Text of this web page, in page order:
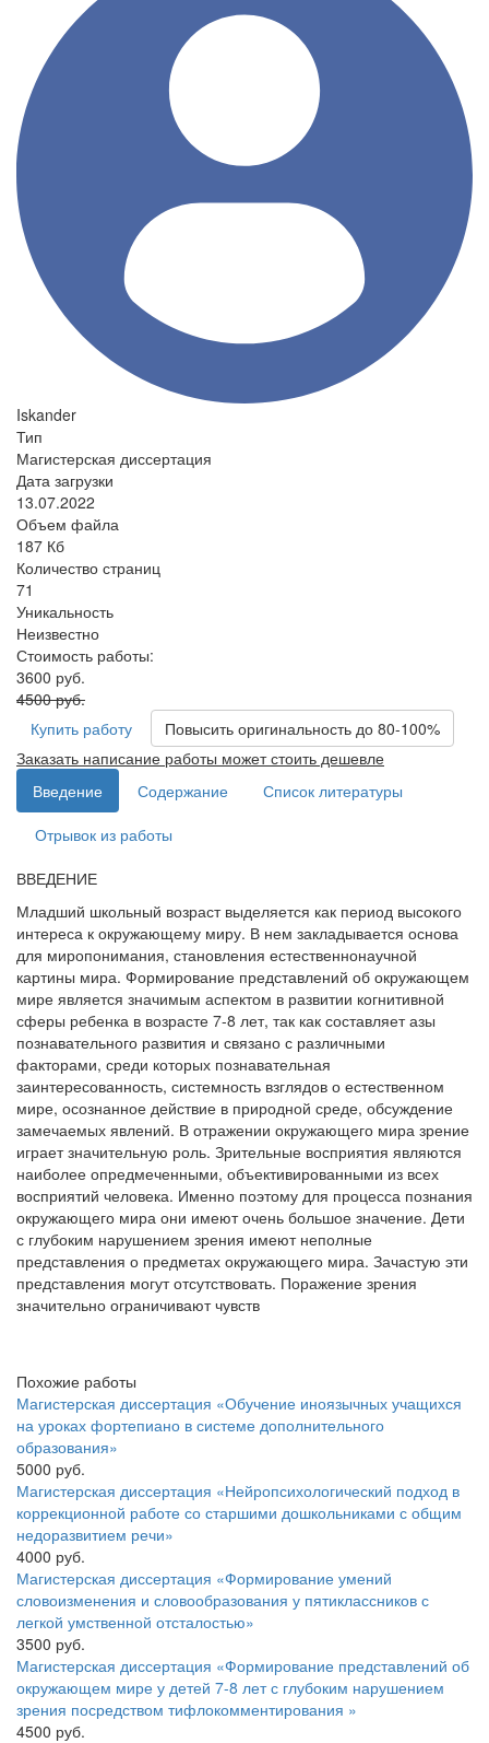
Iskander
Тип
Магистерская диссертация
Дата загрузки
13.07.2022
Объем файла
187 Кб
Количество страниц
71
Уникальность
Неизвестно
Стоимость работы:
3600 руб.
4500 руб.
Купить работу
Повысить оригинальность до 80-100%
Заказать написание работы может стоить дешевле
Введение
Содержание
Список литературы
Отрывок из работы
ВВЕДЕНИЕ
Младший школьный возраст выделяется как период высокого
интереса к окружающему миру. В нем закладывается основа
для миропонимания, становления естественнонаучной
картины мира. Формирование представлений об окружающем
мире является значимым аспектом в развитии когнитивной
сферы ребенка в возрасте 7-8 лет, так как составляет азы
познавательного развития и связано с различными
факторами, среди которых познавательная
заинтересованность, системность взглядов о естественном
мире, осознанное действие в природной среде, обсуждение
замечаемых явлений. В отражении окружающего мира зрение
играет значительную роль. Зрительные восприятия являются
наиболее опредмеченными, объективированными из всех
восприятий человека. Именно поэтому для процесса познания
окружающего мира они имеют очень большое значение. Дети
с глубоким нарушением зрения имеют неполные
представления о предметах окружающего мира. Зачастую эти
представления могут отсутствовать. Поражение зрения
значительно ограничивают чувств
Похожие работы
Магистерская диссертация «Обучение иноязычных учащихся
на уроках фортепиано в системе дополнительного
образования»
5000 руб.
Магистерская диссертация «Нейропсихологический подход в
коррекционной работе со старшими дошкольниками с общим
недоразвитием речи»
4000 руб.
Магистерская диссертация «Формирование умений
словоизменения и словообразования у пятиклассников с
легкой умственной отсталостью»
3500 руб.
Магистерская диссертация «Формирование представлений об
окружающем мире у детей 7-8 лет с глубоким нарушением
зрения посредством тифлокомментирования »
4500 руб.